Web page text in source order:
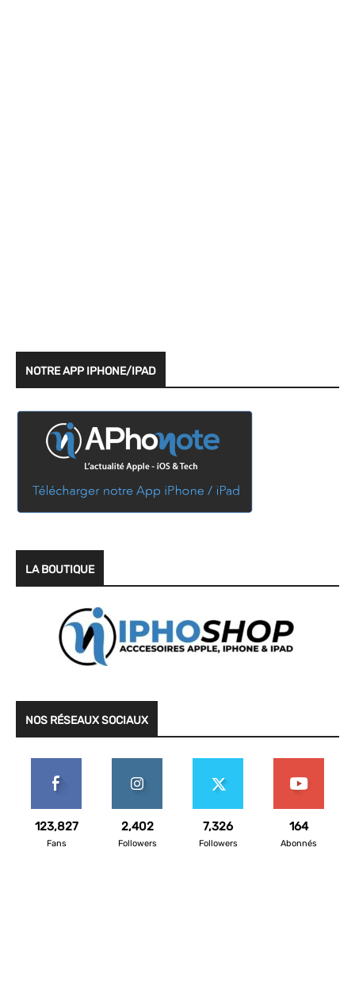
NOTRE APP IPHONE/IPAD
LA BOUTIQUE
NOS RÉSEAUX SOCIAUX
123,827
Fans
2,402
Followers
7,326
Followers
164
Abonnés